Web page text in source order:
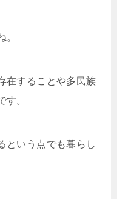
。
在することや多民族
す。
という点でも暮らし